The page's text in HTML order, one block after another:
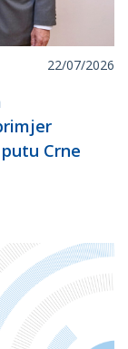
22/07/2026
Crne